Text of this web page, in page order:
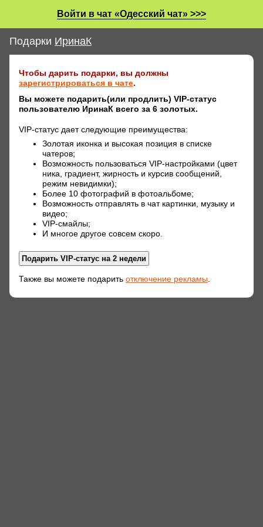
Войти в чат «Одесский чат» >>>
Подарки ИринаК
Чтобы дарить подарки, вы должны
зарегистрироваться в чате.
Вы можете подарить(или продлить) VIP-статус
пользователю ИринаК всего за 6 золотых.
VIP-статус дает следующие преимущества:
Золотая иконка и высокая позиция в списке
чатеров;
Возможность пользоваться VIP-настройками (цвет
ника, градиент, жирность и курсив сообщений,
режим невидимки);
Более 10 фотографий в фотоальбоме;
Возможность отправлять в чат картинки, музыку и
видео;
VIP-смайлы;
И многое другое совсем скоро.
Также вы можете подарить отключение рекламы